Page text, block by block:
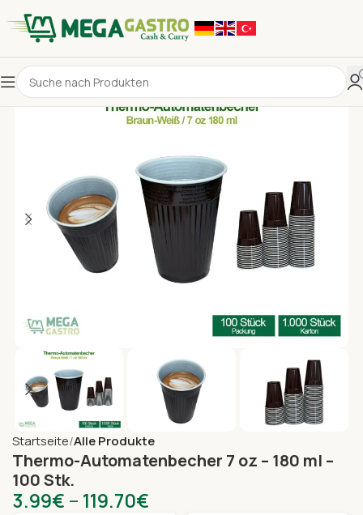
Startseite Alle Produkte
Thermo-Automatenbecher 7 oz – 180 ml –
100 Stk.
3.99€ – 119.70€